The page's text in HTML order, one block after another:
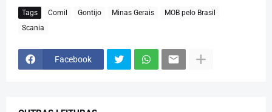
Tags Comil Gontijo Minas Gerais
MOB pelo Brasil
Scania
Facebook